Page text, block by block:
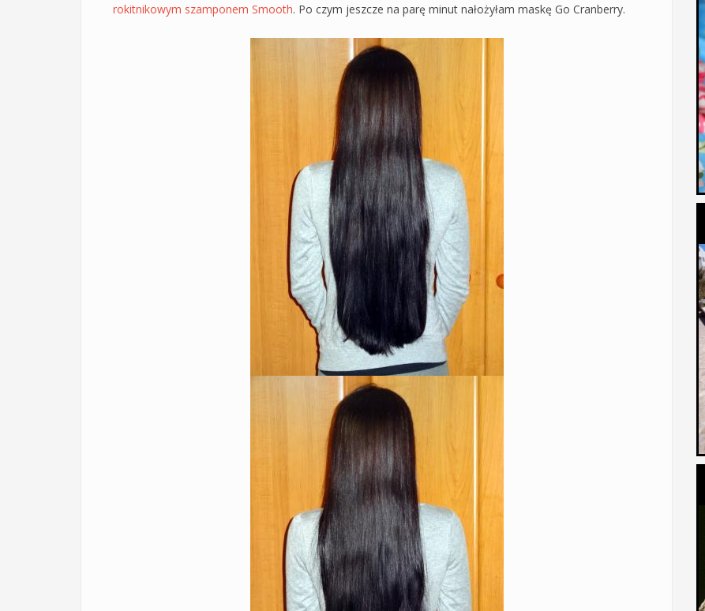
rokitnikowym szamponem Smooth. Po czym jeszcze na parę minut nałożyłam maskę Go Cranberry.